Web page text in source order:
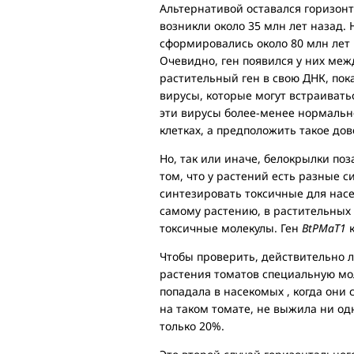
Альтернативой оставался
возникли около 35 млн лет
сформировались около 80 млн лет
Очевидно, ген появился у них
растительный ген в свою ДНК,
вирусы, которые могут
эти вирусы более-менее
клетках, а предположить такое
Но, так или иначе, белокрылки
том, что у растений есть разные
синтезировать токсичные для
самому растению, в
токсичные молекулы. Ген BtPMaT1
Чтобы проверить, действительно
растения томатов специальную
попадала в насекомых , когда они
на таком томате, не выжила ни
только 20%.